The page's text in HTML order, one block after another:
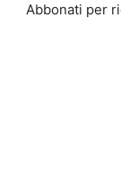
Abbonati per